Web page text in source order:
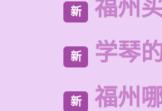
新 福州
新 学琴
新 福州